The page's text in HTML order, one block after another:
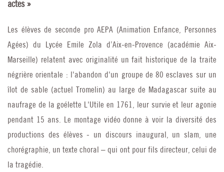
actes »
Les élèves de seconde pro AEPA (Animation Enfance, Personnes
Agées) du Lycée Emile Zola d’Aix-en-Provence (académie Aix-
Marseille) relatent avec originalité un fait historique de la traite
négrière orientale : l'abandon d'un groupe de 80 esclaves sur un
îlot de sable (actuel Tromelin) au large de Madagascar suite au
naufrage de la goélette L'Utile en 1761, leur survie et leur agonie
pendant 15 ans. Le montage vidéo donne à voir la diversité des
productions des élèves - un discours inaugural, un slam, une
chorégraphie, un texte choral – qui ont pour fils directeur, celui de
la tragédie.